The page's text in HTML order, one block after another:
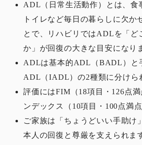
ADL（日常生活動作）とは、食
トイレなど毎日の暮らしに欠か
とで、リハビリではADLを「ど
か」が回復の大きな目安になり
ADLは基本的ADL（BADL）と
ADL（IADL）の2種類に分けら
評価にはFIM（18項目・126点
ンデックス（10項目・100点満
ご家族は「ちょうどいい手助け
本人の回復と尊厳を支えられま